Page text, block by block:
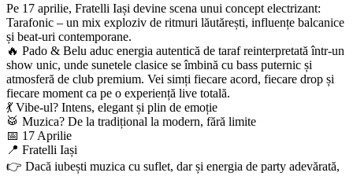
Pe 17 aprilie, Fratelli Iași devine scena unui concept electrizant:
Tarafonic – un mix exploziv de ritmuri lăutărești, influențe balcanice
și beat-uri contemporane.
🔥 Pado & Belu aduc energia autentică de taraf reinterpretată într-un
show unic, unde sunetele clasice se îmbină cu bass puternic și
atmosferă de club premium. Vei simți fiecare acord, fiecare drop și
fiecare moment ca pe o experiență live totală.
💃 Vibe-ul? Intens, elegant și plin de emoție
🥁 Muzica? De la tradițional la modern, fără limite
📅 17 Aprilie
📍 Fratelli Iași
👉 Dacă iubești muzica cu suflet, dar și energia de party adevărată,